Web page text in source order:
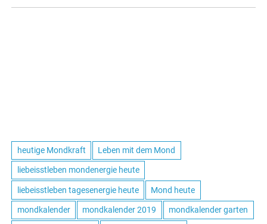
heutige Mondkraft Leben mit dem Mond
liebeisstleben mondenergie heute
liebeisstleben tagesenergie heute Mond heute
mondkalender mondkalender 2019 mondkalender garten